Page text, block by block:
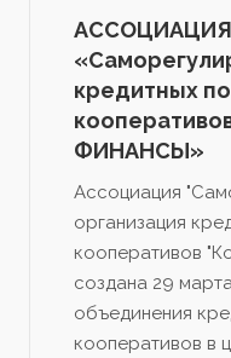
АССОЦИАЦИЯ
кредитных
ФИНАНСЫ»
Ассоциация
организация
кооперативов
создана 29
объединения
кооперативов в